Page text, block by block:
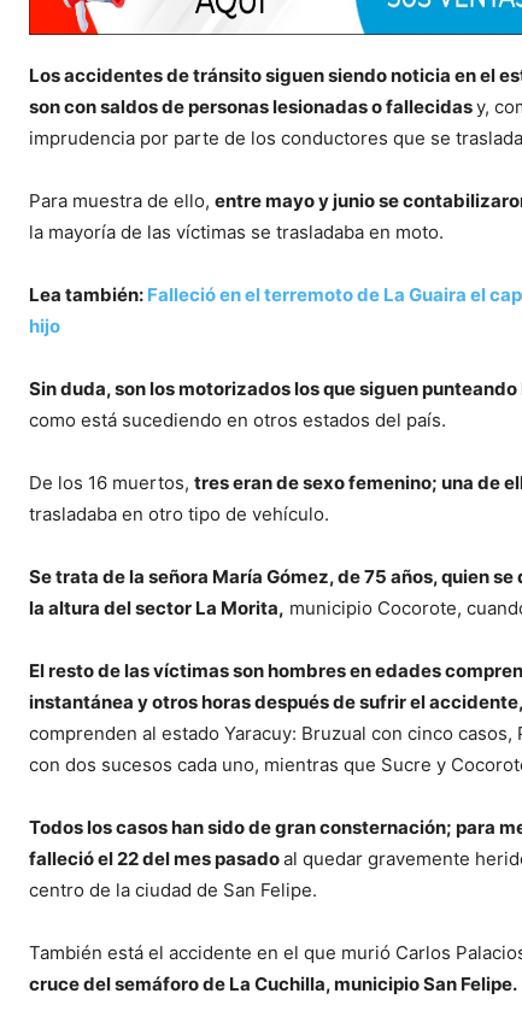
Los accidentes de tránsito siguen siendo noticia en el
son con saldos de personas lesionadas o fallecidasy,
imprudencia por parte de los conductores que se
Para muestra de ello, entre mayo y junio se
la mayoría de las víctimas se trasladaba en moto.
Lea también: Falleció en el terremoto de La Guaira el
hijo
Sin duda, son los motorizados los que siguen
como está sucediendo en otros estados del país.
De los 16 muertos, tres eran de sexo femenino; una de
trasladaba en otro tipo de vehículo.
Se trata de la señora María Gómez, de 75 años, quien
la altura del sector La Morita, municipio Cocorote,
El resto de las víctimas son hombres en edades
instantánea y otros horas después de sufrir el accidente,
comprenden al estado Yaracuy: Bruzual con cinco
con dos sucesos cada uno, mientras que Sucre y
Todos los casos han sido de gran consternación; para
falleció el 22 del mes pasadoal quedar gravemente
centro de la ciudad de San Felipe.
También está el accidente en el que murió Carlos
cruce del semáforo de La Cuchilla, municipio San Felipe.